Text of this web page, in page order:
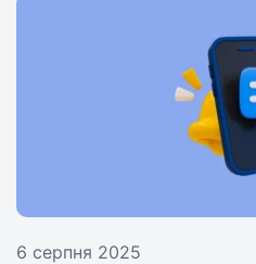
6 серпня 2025